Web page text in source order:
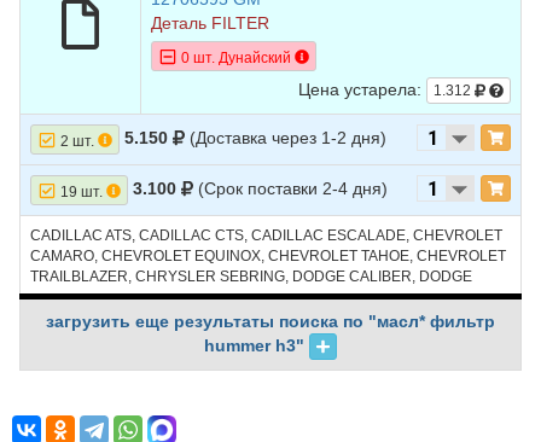
Деталь FILTER
0 шт. Дунайский
Цена устарела: 1.312
2 шт. 5.150 (Доставка через 1-2 дня)
19 шт. 3.100 (Срок поставки 2-4 дня)
CADILLAC ATS, CADILLAC CTS, CADILLAC ESCALADE, CHEVROLET
CAMARO, CHEVROLET EQUINOX, CHEVROLET TAHOE, CHEVROLET
TRAILBLAZER, CHRYSLER SEBRING, DODGE CALIBER, DODGE
NITRO, FORD ESCAPE, FORD MUSTANG, GMC TERRAIN, HUMMER
H2, HUMMER H3, JEEP COMPASS, LINCOLN CORSAIR, MAZDA3,
загрузить еще результаты поиска по "масл* фильтр
hummer h3"